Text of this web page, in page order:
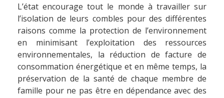
L’état encourage tout le monde à travailler sur
l’isolation de leurs combles pour des différentes
raisons comme la protection de l’environnement
en minimisant l’exploitation des ressources
environnementales, la réduction de facture de
consommation énergétique et en même temps, la
préservation de la santé de chaque membre de
famille pour ne pas être en dépendance avec des